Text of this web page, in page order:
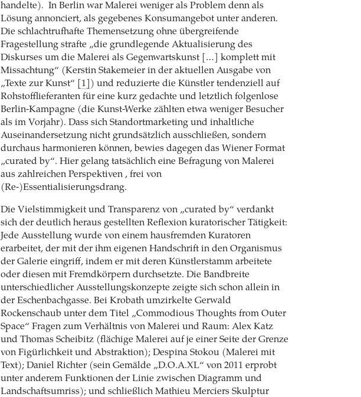
handelte). In Berlin war Malerei weniger als Problem denn als
Lösung annonciert, als gegebenes Konsumangebot unter anderen.
Die schlachtrufhafte Themensetzung ohne übergreifende
Fragestellung strafte „die grundlegende Aktualisierung des
Diskurses um die Malerei als Gegenwartskunst […] komplett mit
Missachtung“ (Kerstin Stakemeier in der aktuellen Ausgabe von
„Texte zur Kunst“
[1]
) und reduzierte die Künstler tendenziell auf
Rohstofflieferanten für eine kurz gedachte und letztlich folgenlose
Berlin-Kampagne (die Kunst-Werke zählten etwa weniger Besucher
als im Vorjahr). Dass sich Standortmarketing und inhaltliche
Auseinandersetzung nicht grundsätzlich ausschließen, sondern
durchaus harmonieren können, bewies dagegen das Wiener Format
„curated by“. Hier gelang tatsächlich eine Befragung von Malerei
aus zahlreichen Perspektiven , frei von
(Re-)Essentialisierungsdrang.
Die Vielstimmigkeit und Transparenz von „curated by“ verdankt
sich der deutlich heraus gestellten Reflexion kuratorischer Tätigkeit:
Jede Ausstellung wurde von einem hausfremden Kuratoren
erarbeitet, der mit der ihm eigenen Handschrift in den Organismus
der Galerie eingriff, indem er mit deren Künstlerstamm arbeitete
oder diesen mit Fremdkörpern durchsetzte. Die Bandbreite
unterschiedlicher Ausstellungskonzepte zeigte sich schon allein in
der Eschenbachgasse. Bei Krobath umzirkelte Gerwald
Rockenschaub unter dem Titel „Commodious Thoughts from Outer
Space“ Fragen zum Verhältnis von Malerei und Raum: Alex Katz
und Thomas Scheibitz (flächige Malerei auf je einer Seite der Grenze
von Figürlichkeit und Abstraktion); Despina Stokou (Malerei mit
Text); Daniel Richter (sein Gemälde „D.O.A.XL“ von 2011 erprobt
unter anderem Funktionen der Linie zwischen Diagramm und
Landschaftsumriss); und schließlich Mathieu Merciers Skulptur